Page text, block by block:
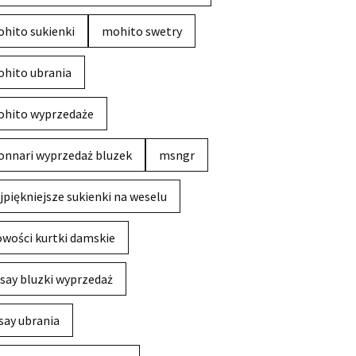
sukienki mohito swetry
ubrania
wyprzedaże
wyprzedaż bluzek msngr
sukienki na weselu
kurtki damskie
bluzki wyprzedaż
ubrania